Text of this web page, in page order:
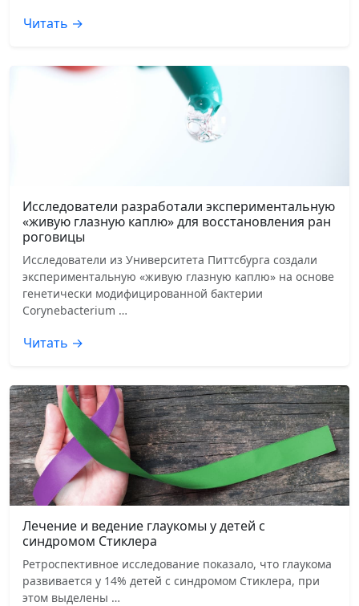
Читать →
Исследователи разработали экспериментальную
«живую глазную каплю» для восстановления ран
роговицы
Исследователи из Университета Питтсбурга создали
экспериментальную «живую глазную каплю» на основе
генетически модифицированной бактерии
Corynebacterium …
Читать →
Лечение и ведение глаукомы у детей с
синдромом Стиклера
Ретроспективное исследование показало, что глаукома
развивается у 14% детей с синдромом Стиклера, при
этом выделены …